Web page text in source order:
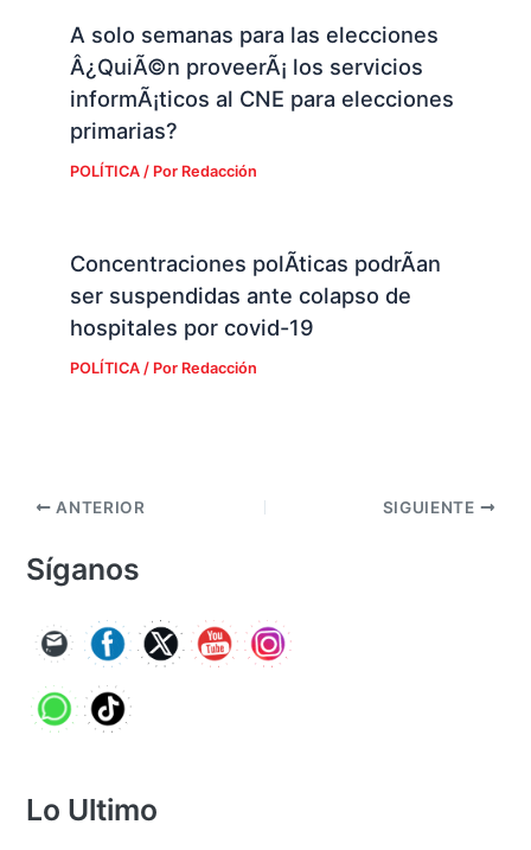
A solo semanas para las elecciones
Â¿QuiÃ©n proveerÃ¡ los servicios
informÃ¡ticos al CNE para elecciones
primarias?
POLÍTICA/ Por Redacción
Concentraciones polÃ­ticas podrÃ­an
ser suspendidas ante colapso de
hospitales por covid-19
POLÍTICA/ Por Redacción
ANTERIOR SIGUIENTE
Síganos
Lo Ultimo